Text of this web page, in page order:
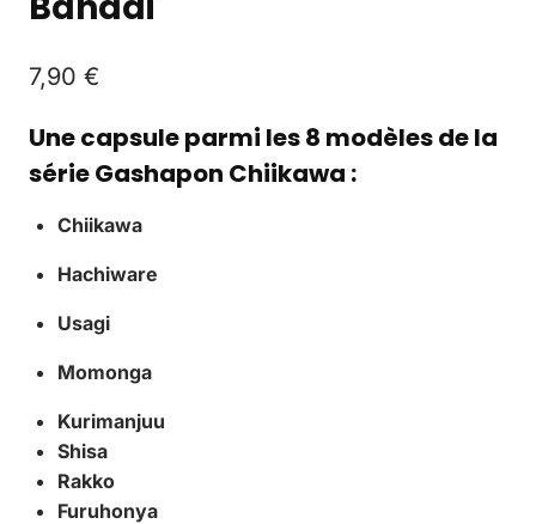
7,90 €
Une capsule parmi les 8 modèles de la
série Gashapon Chiikawa :
Chiikawa
Hachiware
Usagi
Momonga
Kurimanjuu
Shisa
Rakko
Furuhonya